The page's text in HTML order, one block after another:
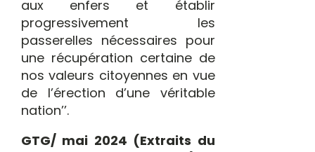
aux enfers et établir
progressivement les
passerelles nécessaires pour
une récupération certaine de
nos valeurs citoyennes en vue
de l’érection d’une véritable
nation’’.
GTG/ mai 2024 (Extraits du